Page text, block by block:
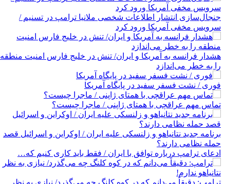
جنجال‌سازی انتشار اطلاعات شخصی ملانیا ترامپ در تسنیم /
سرویس مخفی آمریکا ورود کرد
هشدار فرانسه به آمریکا و ایران/ تنش در خلیج فارس امنیت منطقه
را به خطر می‌اندازد
فوری / نشت فسفر سفید در پایگاه آمریکا
تماس مهم عراقچی با همتای ژاپنی / ماجرا چیست؟
برنامه جدید نتانیاهو و زلنسکی علیه ایران / اوکراین و اسرائیل قصد
حمله نظامی دارند؟
ادعای ترامپ درباره توافق با ایران / فقط باید کاری کنیم که…
ترامپ: دقیقاً می‌دانم که در کوه کلنگ چه می‌گذرد/ نیازی به نظر